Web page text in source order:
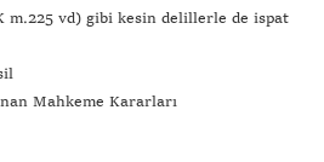
m.225 vd) gibi kesin delillerle de ispat
Mahkeme Kararları